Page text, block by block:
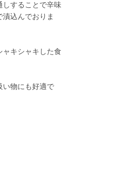
しすることで辛味
込んでおりま
ャキシャキした食
い物にも好適で